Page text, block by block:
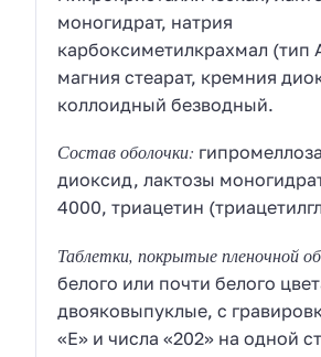
моногидрат, натрия
карбоксиметилкрахмал (тип
магния стеарат, кремния
коллоидный безводный.
Состав оболочки:
диоксид, лактозы
4000, триацетин
Таблетки, покрытые пленочной
белого или почти белого
двояковыпуклые, с
«E» и числа «202» на одной